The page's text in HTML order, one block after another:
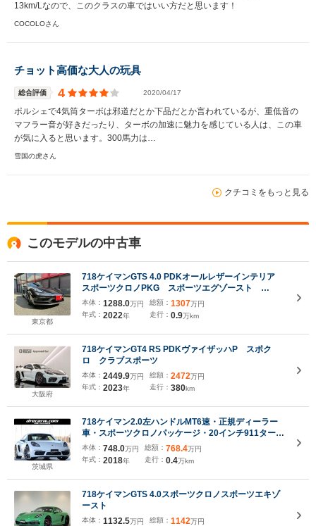
13km/Lなので、このクラスの車ではいい方だと思います！
COCOLOさん
チョット高価な大人の玩具
総合評価 4 2020/04/17
ポルシェで4気筒ターボは邪道だとか下品だとか言われているが、重低音の
マフラー音が好きだったり、ターボの加速に魅力を感じている人は、この車
が気に入ると思います。300馬力は…
雪国の虎さん
クチコミをもっと見る
このモデルの中古車
東京都
718ケイマンGTS 4.0 PDKオールレザーインテリア
スポーツクロノPKG スポーツエグゾースト
PDLS GTステアリング BOSEサウンドシステム
シートヒーター オートエアコン LEDテールランプ
本体： 1288.0万円
年式： 2022年
総額： 1307万円
走行： 0.9万km
大阪府
718ケイマンGT4 RS PDKヴァイザッハP スポク
ロ クラブスポーツ
本体： 2449.9万円
年式： 2023年
総額： 2472万円
走行： 380km
茨城県
718ケイマン2.0左ハンドルMT6速・正規ディーラー
車・スポーツクロノパッケージ・20インチ911ターボ
デザインAW・GTスポーツステアリングホイール・レ
ッドシートベルト・純正ナビ・バックカメラ
本体： 748.0万円
年式： 2018年
総額： 768.4万円
走行： 0.4万km
718ケイマンGTS 4.0スポーツクロノスポーツエキゾ
ースト
本体： 1132.5万円
総額： 1142万円